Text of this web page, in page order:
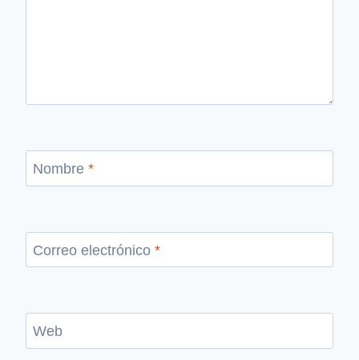
Nombre *
Correo electrónico *
Web